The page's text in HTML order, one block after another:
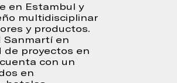
en Estambul y
multidisciplinar
y productos.
Sanmartí en
de proyectos en
con un
en